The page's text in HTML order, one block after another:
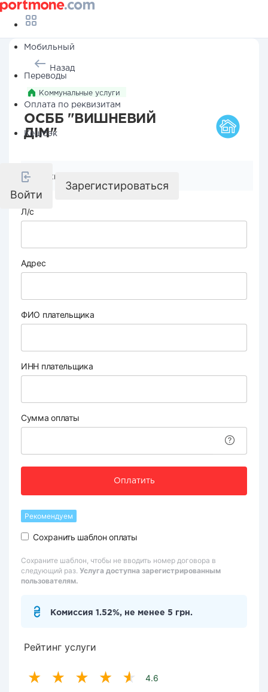
Мобильный
Переводы
Оплата по реквизитам
Кешбэк
Войти
Зарегистироваться
Назад
Коммунальные услуги
ОСББ "ВИШНЕВИЙ
ДІМ"
Реквизиты компании
Л/с
Адрес
ФИО плательщика
ИНН плательщика
Сумма оплаты
Оплатить
Рекомендуем
Сохранить шаблон оплаты
Сохраните шаблон, чтобы не вводить номер договора в
следующий раз. Услуга доступна зарегистрированным
пользователям.
Комиссия 1.52%, не менее 5 грн.
Рейтинг услуги
4.6